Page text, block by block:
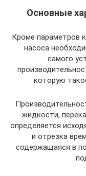
Основные
Кроме параметров
насоса
самого
которую
жидкости,
определяется
и отрезка
содержащаяся в